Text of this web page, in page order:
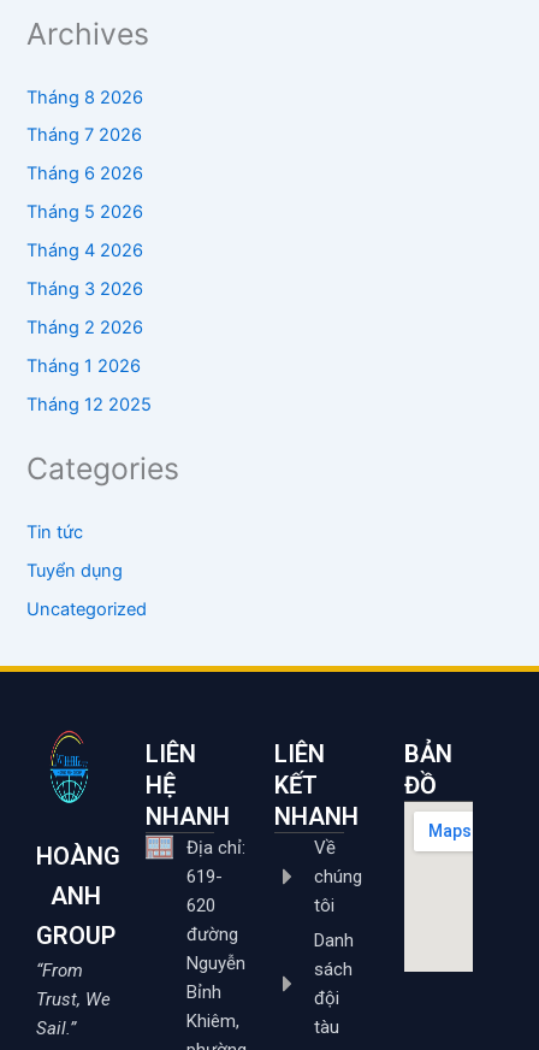
Archives
Tháng 8 2026
Tháng 7 2026
Tháng 6 2026
Tháng 5 2026
Tháng 4 2026
Tháng 3 2026
Tháng 2 2026
Tháng 1 2026
Tháng 12 2025
Categories
Tin tức
Tuyển dụng
Uncategorized
HOÀNG
ANH
GROUP
“From
Trust, We
Sail.”
LIÊN
HỆ
NHANH
Địa chỉ:
619-
620
đường
Nguyễn
Bỉnh
Khiêm,
LIÊN
KẾT
NHANH
Về
chúng
tôi
Danh
sách
đội
tàu
BẢN
ĐỒ